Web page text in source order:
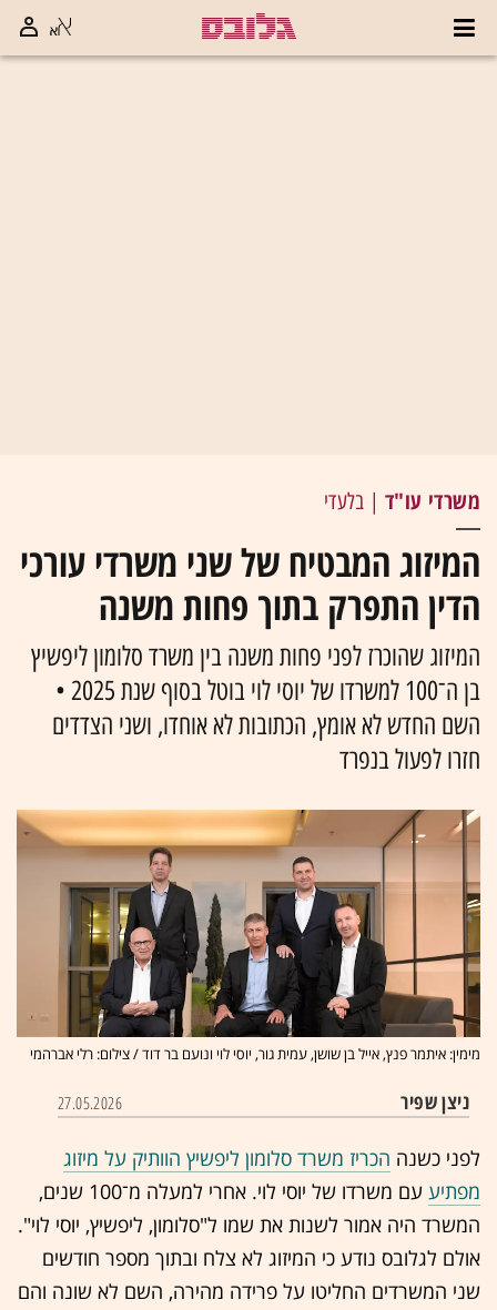
משרדי עו"ד | בלעדי
המיזוג המבטיח של שני משרדי עורכי
הדין התפרק בתוך פחות משנה
המיזוג שהוכרז לפני פחות משנה בין משרד סלומון ליפשיץ
בן ה־100 למשרדו של יוסי לוי בוטל בסוף שנת 2025 •
השם החדש לא אומץ, הכתובות לא אוחדו, ושני הצדדים
חזרו לפעול בנפרד
מימין: איתמר פנץ, אייל בן שושן, עמית גור, יוסי לוי ונועם בר דוד / צילום: רלי אברהמי
ניצן שפיר 27.05.2026
לפני כשנה הכריז משרד סלומון ליפשיץ הוותיק על מיזוג
מפתיע
עם משרדו של יוסי לוי. אחרי למעלה מ־100 שנים,
המשרד היה אמור לשנות את שמו ל"סלומון, ליפשיץ, יוסי לוי".
אולם לגלובס נודע כי המיזוג לא צלח ובתוך מספר חודשים
שני המשרדים החליטו על פרידה מהירה, השם לא שונה והם